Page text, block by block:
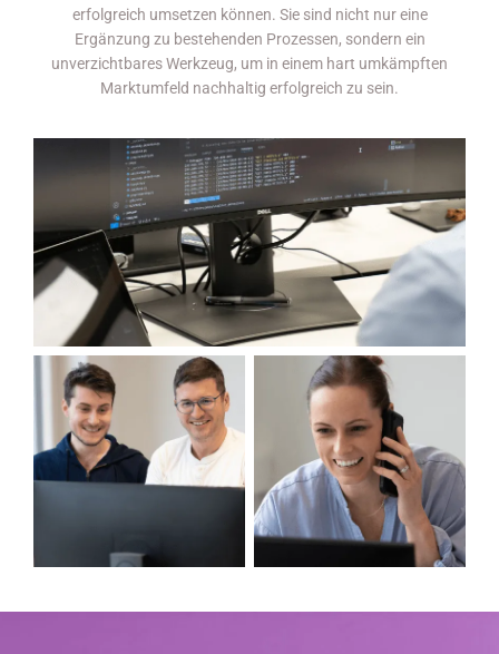
erfolgreich umsetzen können. Sie sind nicht nur eine
Ergänzung zu bestehenden Prozessen, sondern ein
unverzichtbares Werkzeug, um in einem hart umkämpften
Marktumfeld nachhaltig erfolgreich zu sein.